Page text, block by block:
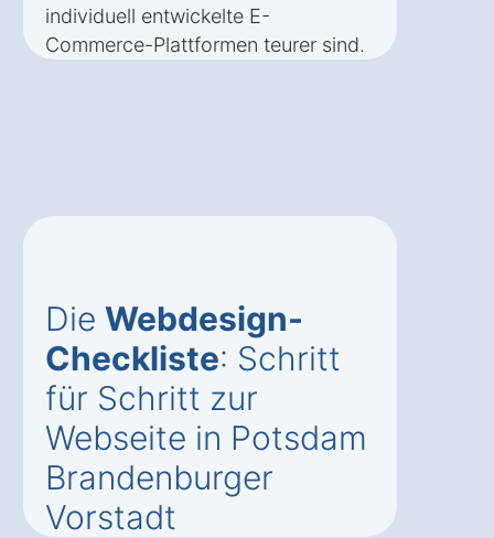
individuell entwickelte E-
Commerce-Plattformen teurer sind.
Die Webdesign-
Checkliste: Schritt
für Schritt zur
Webseite in Potsdam
Brandenburger
Vorstadt